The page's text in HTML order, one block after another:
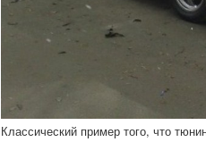
Классический пример того, что